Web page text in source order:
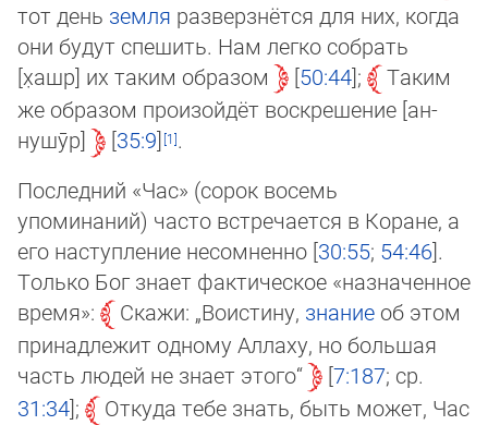
тот день земля раз­верз­нётся для них, ког­да
они бу­дут спешить. Нам легко собрать
[х̣ашр] их таким образом
50:44 ;
Таким
же об­ра­зом произойдёт воскрешение [ан-
нушӯр]
35:9
.
Последний «Час» (сорок восемь
упоминаний) часто встречается в Коране, а
его нас­туп­ле­ние несомненно [30:55; 54:46].
Только Бог знает фактическое «назначенное
вре­мя»:
Скажи: „Воистину, знание об этом
принадлежит одному Аллаху, но большая
часть лю­дей не знает этого“
[7:187; ср.
31:34];
Откуда тебе знать, быть может, Час